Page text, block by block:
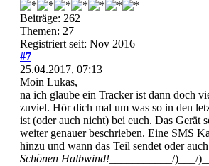
Beiträge: 262
Themen: 27
Registriert seit: Nov 2016
#7
25.04.2017, 07:13
Moin Lukas,
na ich glaube ein Tracker ist dann doch
zuviel. Hör dich mal um was so in den
ist (oder auch nicht) bei euch. Das Gerät
weiter genauer beschrieben. Eine SMS
hinzu und wann das Teil sendet oder
Schönen Halbwind! ___________/)___/